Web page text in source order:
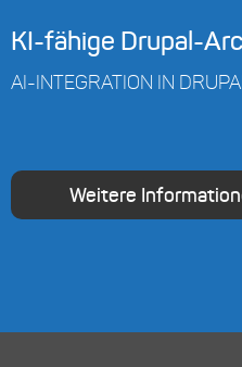
KI-fähige Drupal-
AI-INTEGRATION IN
Weitere